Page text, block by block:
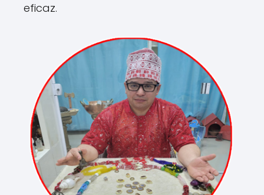
eficaz.